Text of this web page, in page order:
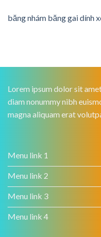
băng nhám băng gai dính
Lorem ipsum dolor sit
diam nonummy nibh
magna aliquam erat
Menu link 1
Menu link 2
Menu link 3
Menu link 4